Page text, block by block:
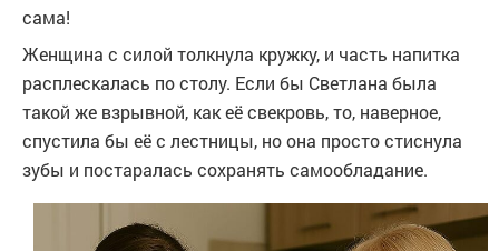
сама!
Женщина с силой толкнула кружку, и часть напитка
расплескалась по столу. Если бы Светлана была
такой же взрывной, как её свекровь, то, наверное,
спустила бы её с лестницы, но она просто стиснула
зубы и постаралась сохранять самообладание.